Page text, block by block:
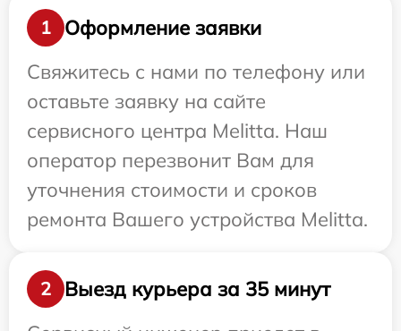
1
Оформление заявки
Свяжитесь с нами по телефону или
оставьте заявку на сайте
сервисного центра Melitta. Наш
оператор перезвонит Вам для
уточнения стоимости и сроков
ремонта Вашего устройства Melitta.
2
Выезд курьера за 35 минут